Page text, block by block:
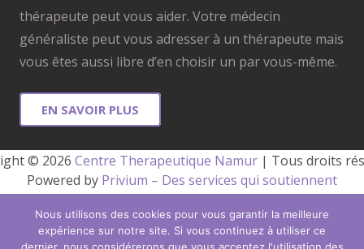
thérapeute peut vous aider. Votre médecin
généraliste peut vous adresser à un thérapeute mais
vous êtes aussi libre d’en choisir un par vous-même.
EN SAVOIR PLUS
© 2026 Centre Therapeutique Namur | Tous droits
Powered by Privium – Des services qui soutiennent
hypnotherapeutes.
Nous utilisons des cookies pour vous garantir la meilleure
expérience sur notre site. Si vous continuez à utiliser ce